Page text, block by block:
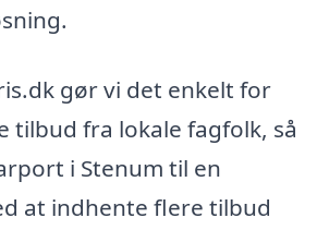
gør vi det enkelt for
tilbud fra lokale fagfolk, så
i Stenum til en
at indhente flere tilbud